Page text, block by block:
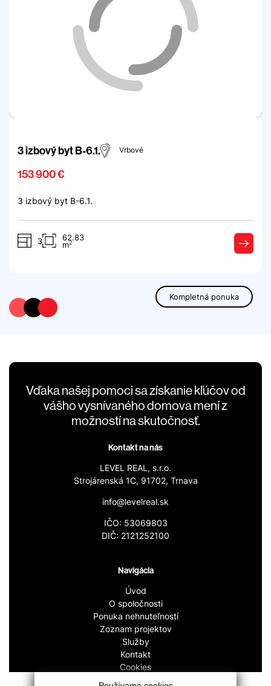
3 izbový byt B-6.1. Vrbové
153 900 €
3 izbový byt B-6.1.
3
62.83
m2
Kompletná ponuka
Vďaka našej pomoci sa získanie kľúčov od
vášho vysnívaného domova mení z
možností na skutočnosť.
Kontakt na nás
LEVEL REAL, s.r.o.
Strojárenská 1C, 91702, Trnava
info@levelreal.sk
IČO: 53069803
DIČ: 2121252100
Navigácia
Úvod
O spoločnosti
Ponuka nehnuteľností
Zoznam projektov
Služby
Kontakt
Cookies